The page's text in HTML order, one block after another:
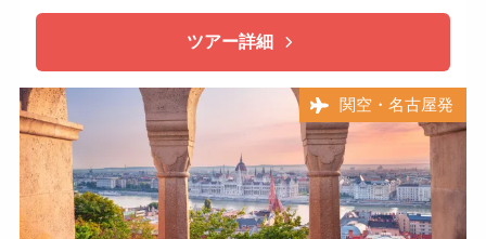
ツアー詳細
関空・名古屋発